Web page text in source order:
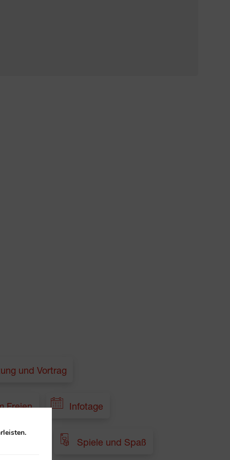
und Vortrag
Freien Infotage
Spiele und Spaß